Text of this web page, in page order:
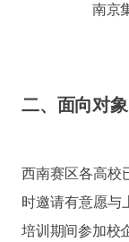
南京
二、面向对象
西南赛区各高校
时邀请有意愿与
培训期间参加校